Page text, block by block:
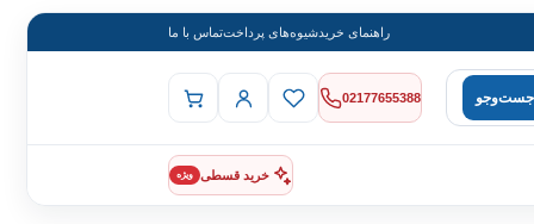
راهنمای خریدشیوه‌های پرداختتماس با ما
جست‌وجو 02177655388
خرید قسطی ویژه